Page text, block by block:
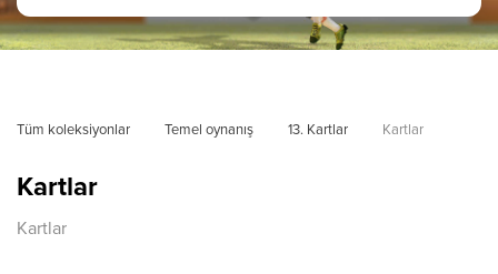
Tüm koleksiyonlar Temel oynanış 13. Kartlar Kartlar
Kartlar
Kartlar